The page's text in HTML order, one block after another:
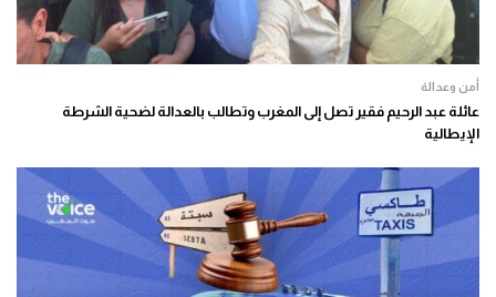
أمن وعدالة
عائلة عبد الرحيم فقير تصل إلى المغرب وتطالب بالعدالة لضحية الشرطة
الإيطالية